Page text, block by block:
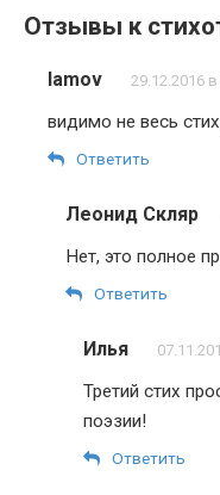
Отзывы к
lamov 29.12.2016
видимо не весь
Ответить
Леонид Скляр
Нет, это полное
Ответить
Илья
Третий стих
поэзии!
Ответить